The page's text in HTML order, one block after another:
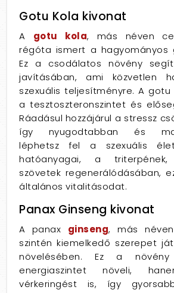
Gotu Kola kivonat
A gotu kola, más néven
régóta ismert a hagyományos
Ez a csodálatos növény
javításában, ami közvetlen
szexuális teljesítményre. A
a tesztoszteronszintet és
Ráadásul hozzájárul a stressz
így nyugodtabban és
léphetsz fel a szexuális
hatóanyagai, a
szövetek regenerálódásában,
általános vitalitásodat.
Panax Ginseng kivonat
A panax ginseng, más
szintén kiemelkedő szerepet
növelésében. Ez a
energiaszintet növeli,
vérkeringést is, így